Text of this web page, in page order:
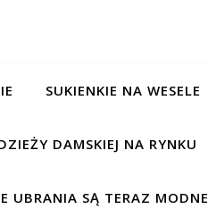
SUKIENKIE NA WESELE
DAMSKIEJ NA RYNKU
UBRANIA SĄ TERAZ MODNE